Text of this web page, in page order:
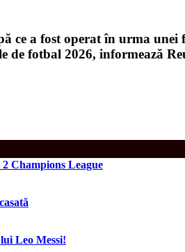
ce a fost operat în urma
fotbal 2026, informează
Champions League
Leo Messi!